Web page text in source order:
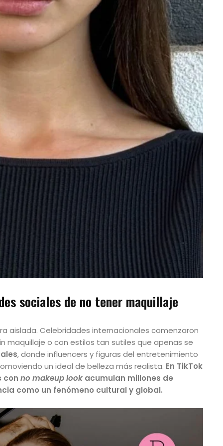
sociales de no tener maquillaje
aislada. Celebridades internacionales comenzaron
maquillaje o con estilos tan sutiles que apenas se
, donde influencers y figuras del entretenimiento
un ideal de belleza más realista. En TikTok
con no makeup lookacumulan millones de
como un fenómeno cultural y global.